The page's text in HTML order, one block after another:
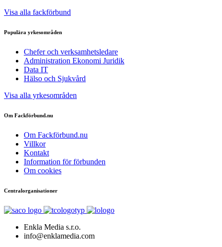
Visa alla fackförbund
Populära yrkesområden
Chefer och verksamhetsledare
Administration Ekonomi Juridik
Data IT
Hälso och Sjukvård
Visa alla yrkesområden
Om Fackförbund.nu
Om Fackförbund.nu
Villkor
Kontakt
Information för förbunden
Om cookies
Centralorganisationer
Enkla Media s.r.o.
info@enklamedia.com